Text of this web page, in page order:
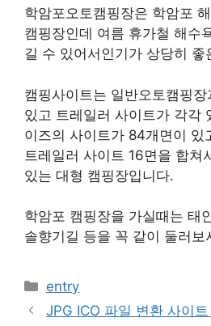
학암포오토캠핑장은 학암포
캠핑장인데 여름 휴가철 해수
길 수 있어서인기가 상당히 좋
캠핑사이트는 일반오토캠핑
있고 트레일러 사이트가 각각
이즈의 사이트가 84개면이 있
트레일러 사이트 16면을 합쳐
있는 대형 캠핑장입니다.
학암포 캠핑장을 가실때는 태
솔향기길 등을 꼭 같이 둘러보
카
테
entry
JPG ICO 파일 변환 사이트